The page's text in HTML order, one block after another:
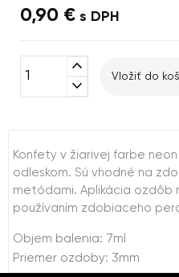
0,90 € s DPH
expand_less
expand_more
Vložiť do
Konfety v žiarivej farbe
odleskom. Sú vhodné na
metódami. Aplikácia ozdôb
používaním zdobiaceho
Objem balenia: 7ml
Priemer ozdoby: 3mm